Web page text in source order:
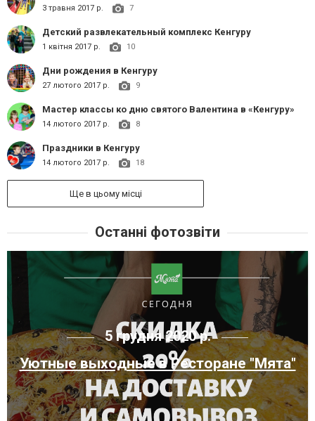
3 травня 2017 р. 7
Детский развлекательный комплекс Кенгуру
1 квітня 2017 р. 10
Дни рождения в Кенгуру
27 лютого 2017 р. 9
Мастер классы ко дню святого Валентина в «Кенгуру»
14 лютого 2017 р. 8
Праздники в Кенгуру
14 лютого 2017 р. 18
Ще в цьому місці
Останні фотозвіти
5 грудня 2020 р.
Уютные выходные в Ресторане "Мята"